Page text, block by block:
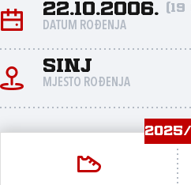
22.10.2006.
DATUM ROĐENJA
Sinj
MJESTO ROĐENJA